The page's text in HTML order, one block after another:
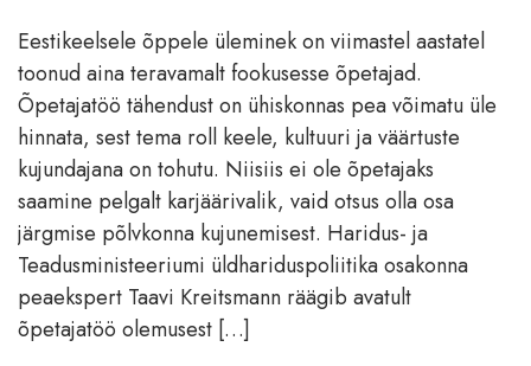
Eestikeelsele õppele üleminek on viimastel aastatel
toonud aina teravamalt fookusesse õpetajad.
Õpetajatöö tähendust on ühiskonnas pea võimatu üle
hinnata, sest tema roll keele, kultuuri ja väärtuste
kujundajana on tohutu. Niisiis ei ole õpetajaks
saamine pelgalt karjäärivalik, vaid otsus olla osa
järgmise põlvkonna kujunemisest. Haridus- ja
Teadusministeeriumi üldhariduspoliitika osakonna
peaekspert Taavi Kreitsmann räägib avatult
õpetajatöö olemusest […]